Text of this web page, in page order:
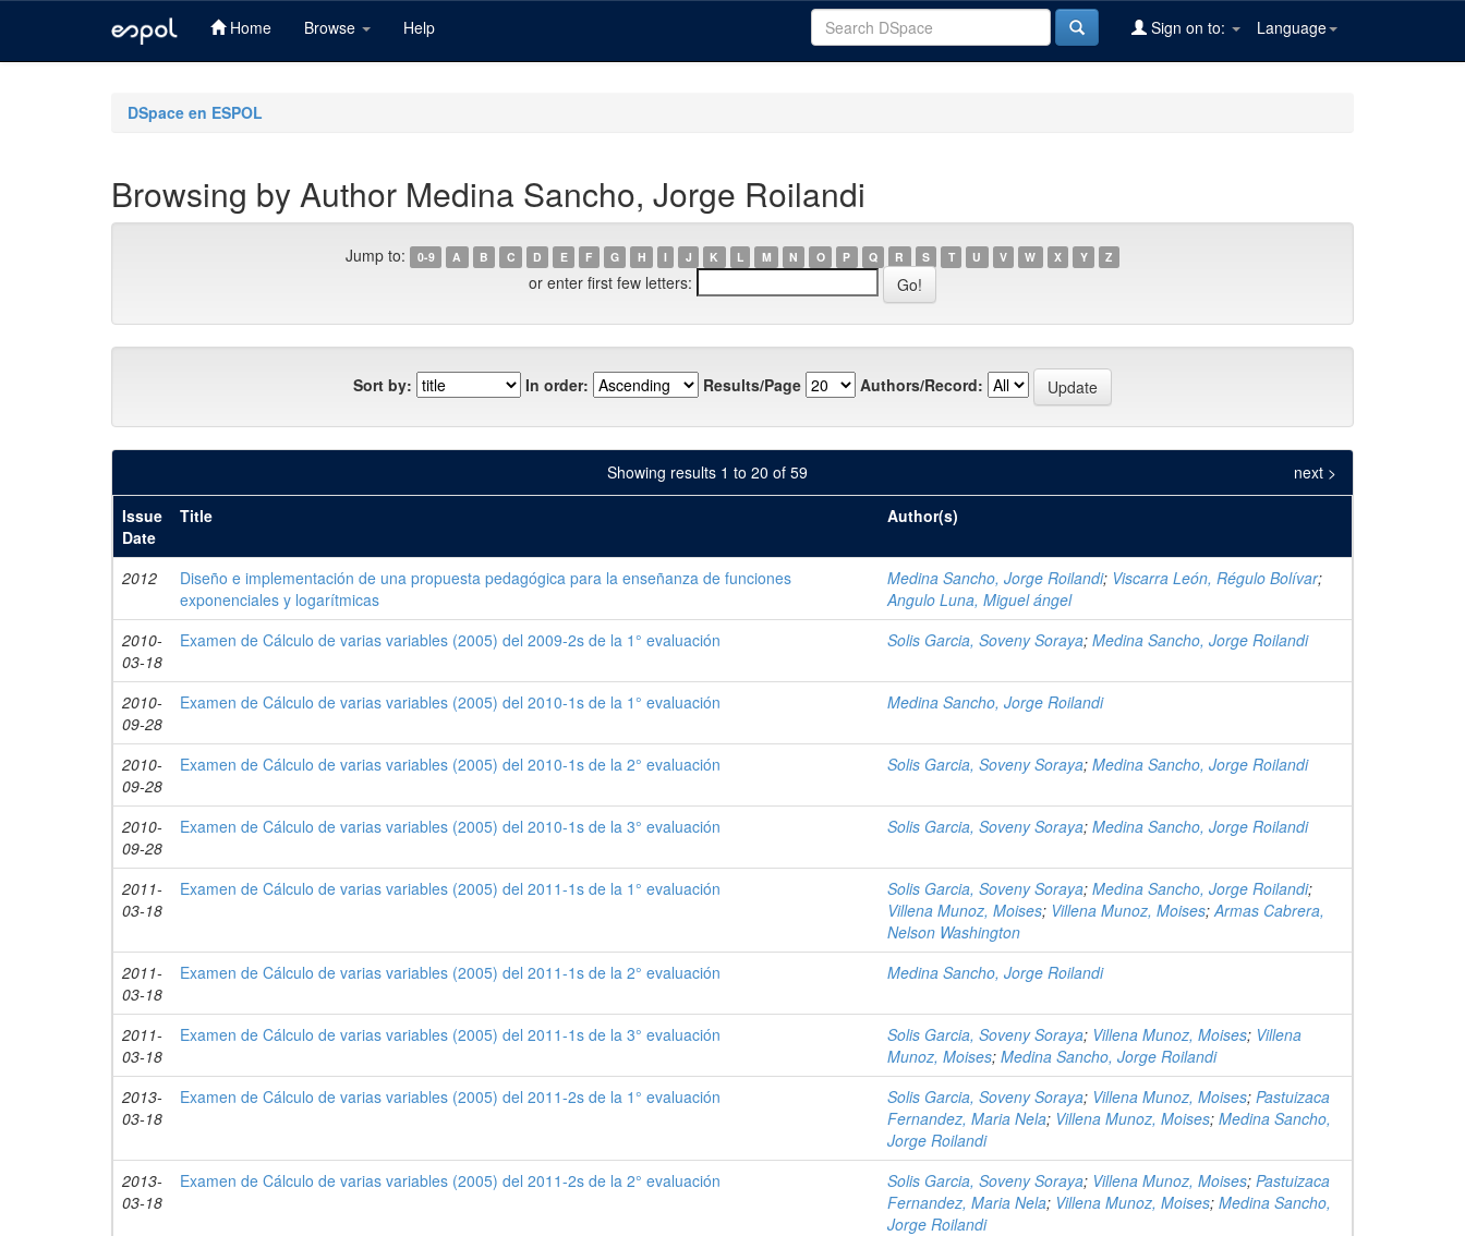
Home Browse Help Language
Sign on to:
DSpace en ESPOL
Browsing by Author Medina Sancho, Jorge Roilandi
Jump to: 0-9 A B C D E F G H I J K L M N O P Q R S T U V W X Y Z
or enter first few letters:
Sort by: In order: Results/Page Authors/Record:
Showing results 1 to 20 of 59
next >
Issue
Date
Title Author(s)
2012
Diseño e implementación de una propuesta pedagógica para la enseñanza de funciones
exponenciales y logarítmicas
Medina Sancho, Jorge Roilandi; Viscarra León, Régulo Bolívar;
Angulo Luna, Miguel ángel
2010-
03-18
Examen de Cálculo de varias variables (2005) del 2009-2s de la 1° evaluación Solis Garcia, Soveny Soraya; Medina Sancho, Jorge Roilandi
2010-
09-28
Examen de Cálculo de varias variables (2005) del 2010-1s de la 1° evaluación Medina Sancho, Jorge Roilandi
2010-
09-28
Examen de Cálculo de varias variables (2005) del 2010-1s de la 2° evaluación Solis Garcia, Soveny Soraya; Medina Sancho, Jorge Roilandi
2010-
09-28
Examen de Cálculo de varias variables (2005) del 2010-1s de la 3° evaluación Solis Garcia, Soveny Soraya; Medina Sancho, Jorge Roilandi
2011-
03-18
Examen de Cálculo de varias variables (2005) del 2011-1s de la 1° evaluación Solis Garcia, Soveny Soraya; Medina Sancho, Jorge Roilandi;
Villena Munoz, Moises; Villena Munoz, Moises;Armas Cabrera,
Nelson Washington
2011-
03-18
Examen de Cálculo de varias variables (2005) del 2011-1s de la 2° evaluación Medina Sancho, Jorge Roilandi
2011-
03-18
Examen de Cálculo de varias variables (2005) del 2011-1s de la 3° evaluación Solis Garcia, Soveny Soraya; Villena Munoz, Moises; Villena
Munoz, Moises; Medina Sancho, Jorge Roilandi
2013-
03-18
Examen de Cálculo de varias variables (2005) del 2011-2s de la 1° evaluación Solis Garcia, Soveny Soraya; Villena Munoz, Moises; Pastuizaca
Fernandez, Maria Nela; Villena Munoz, Moises; Medina Sancho,
Jorge Roilandi
2013-
03-18
Examen de Cálculo de varias variables (2005) del 2011-2s de la 2° evaluación Solis Garcia, Soveny Soraya; Villena Munoz, Moises; Pastuizaca
Fernandez, Maria Nela; Villena Munoz, Moises; Medina Sancho,
Jorge Roilandi